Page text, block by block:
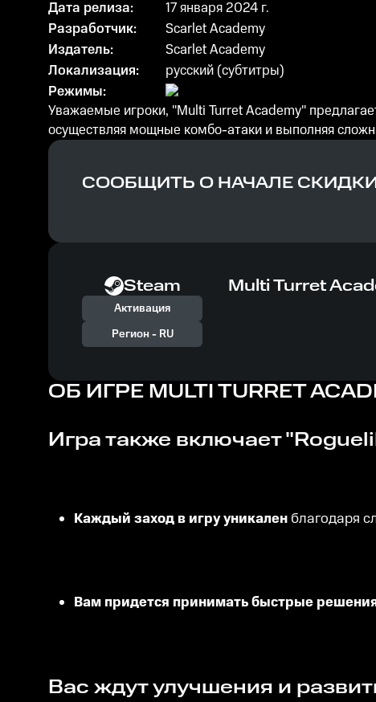
Дата релиза:
17 января 2024 г.
Разработчик:
Scarlet Academy
Издатель:
Scarlet Academy
Локализация:
русский (субтитры)
Режимы:
Уважаемые игроки, "Multi Turret Academy"
осуществляя мощные комбо-атаки и выполняя
СООБЩИТЬ О НАЧАЛЕ
Steam
Активация
Регион - RU
Multi Turret
ОБ ИГРЕ MULTI TURRET
Игра также включает
Каждый заход в игру уникален благодаря
Вам придется принимать быстрые
Вас ждут улучшения и